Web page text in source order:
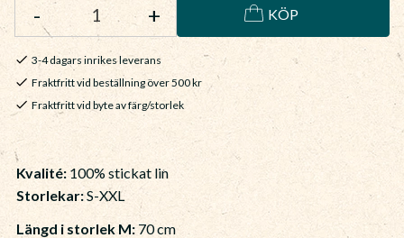
+
- KÖP
3-4 dagars inrikes leverans
Fraktfritt vid beställning över 500 kr
Fraktfritt vid byte av färg/storlek
Kvalité: 100% stickat lin
Storlekar:S-XXL
Längd i storlek M: 70 cm